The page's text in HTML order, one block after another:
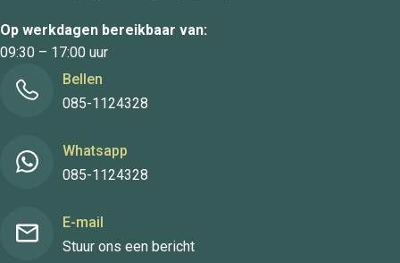
Op werkdagen bereikbaar van:
09:30 – 17:00 uur
Bellen
085-1124328
Whatsapp
085-1124328
E-mail
Stuur ons een bericht